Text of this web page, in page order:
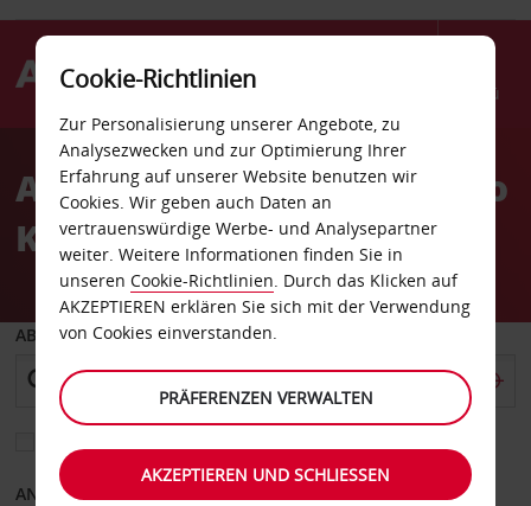
Menü
AvisAutovermietung San Diego
Kettner Blvd
ABHOLEN VON
ANFANGSDATUM
Cookie-Richtlinien
Zur Personalisierung unserer Angebote, zu
Analysezwecken und zur Optimierung Ihrer
Erfahrung auf unserer Website benutzen wir
Cookies. Wir geben auch Daten an
vertrauenswürdige Werbe- und Analysepartner
weiter. Weitere Informationen finden Sie in
unseren Cookie-Richtlinien. Durch das Klicken auf
AKZEPTIEREN erklären Sie sich mit der Verwendung
von Cookies einverstanden.
PRÄFERENZEN VERWALTEN
AKZEPTIEREN UND SCHLIESSEN